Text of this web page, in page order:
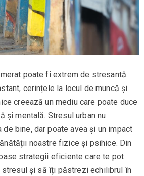
poate fi extrem de stresantă.
cerințele la locul de muncă și
creează un mediu care poate duce
și mentală. Stresul urban nu
bine, dar poate avea și un impact
noastre fizice și psihice. Din
strategii eficiente care te pot
și să îți păstrezi echilibrul în